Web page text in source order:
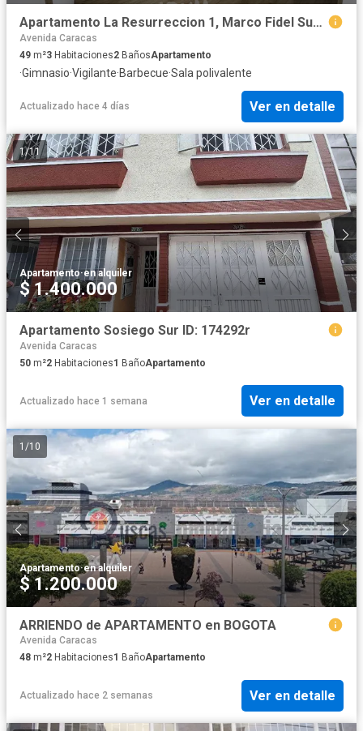
Apartamento La Resurreccion 1, Marco Fidel Suárez ID: 177303r
Avenida Caracas
49 m²3 Habitaciones2 BañosApartamento
·Gimnasio·Vigilante·Barbecue·Sala polivalente
Actualizado hace 4 días Ver en detalle
1/11
Apartamento·en alquiler
$ 1.400.000
Apartamento Sosiego Sur ID: 174292r
Avenida Caracas
50 m²2 Habitaciones1 BañoApartamento
Actualizado hace 1 semana Ver en detalle
1 /10
Apartamento·en alquiler
$ 1.200.000
ARRIENDO de APARTAMENTO en BOGOTA
Avenida Caracas
48 m²2 Habitaciones1 BañoApartamento
Actualizado hace 2 semanas Ver en detalle